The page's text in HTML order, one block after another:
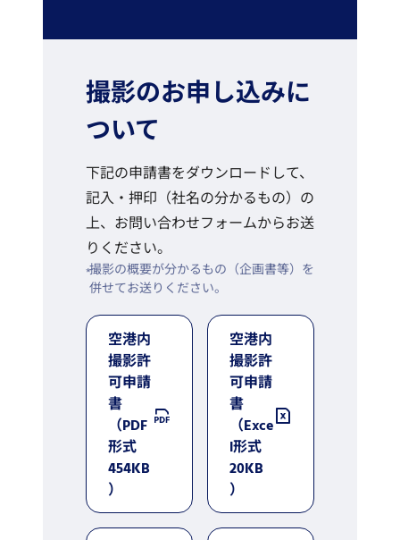
撮影のお申し込みに
ついて
下記の申請書をダウンロードして、
記入・押印（社名の分かるもの）の
上、お問い合わせフォームからお送
りください。
撮影の概要が分かるもの（企画書等）を
併せてお送りください。
空港内
撮影許
可申請
書
（PDF
形式
454KB
）
空港内
撮影許
可申請
書
（Exce
l形式
20KB
）